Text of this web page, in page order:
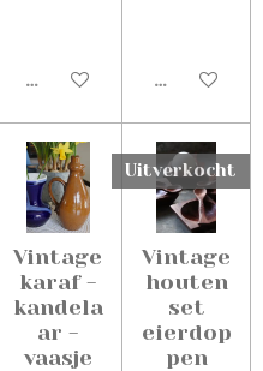
Uitverkocht
Vintage
karaf -
kandela
ar -
vaasje
Uitverkocht
Vintage
houten
set
eierdop
pen